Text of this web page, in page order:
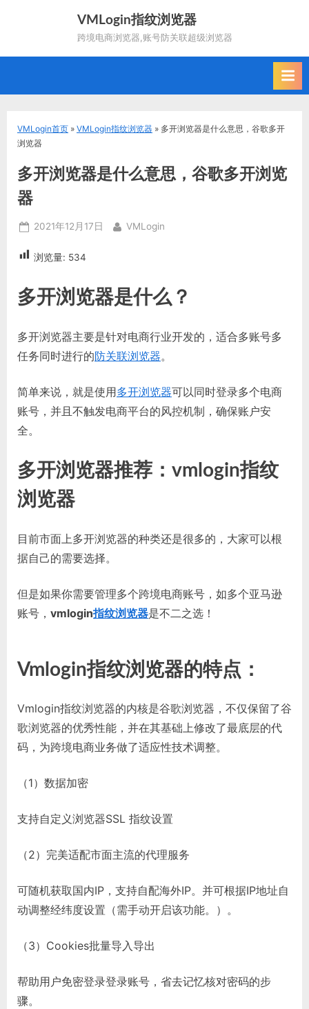
VMLogin指纹浏览器
跨境电商浏览器,账号防关联超级浏览器
VMLogin首页 » VMLogin指纹浏览器 » 多开浏览器是什么意思，谷歌多开
浏览器
多开浏览器是什么意思，谷歌多开浏览
器
Posted
2021年12月17日 By
VMLogin
浏览量: 534
多开浏览器是什么？
多开浏览器主要是针对电商行业开发的，适合多账号多
任务同时进行的防关联浏览器。
简单来说，就是使用多开浏览器可以同时登录多个电商
账号，并且不触发电商平台的风控机制，确保账户安
全。
多开浏览器推荐：vmlogin指纹
浏览器
目前市面上多开浏览器的种类还是很多的，大家可以根
据自己的需要选择。
但是如果你需要管理多个跨境电商账号，如多个亚马逊
账号， vmlogin指纹浏览器是不二之选！
Vmlogin指纹浏览器的特点：
Vmlogin指纹浏览器的内核是谷歌浏览器，不仅保留了谷
歌浏览器的优秀性能，并在其基础上修改了最底层的代
码，为跨境电商业务做了适应性技术调整。
（1）数据加密
支持自定义浏览器SSL 指纹设置
（2）完美适配市面主流的代理服务
可随机获取国内IP，支持自配海外IP。并可根据IP地址自
动调整经纬度设置（需手动开启该功能。）。
（3）Cookies批量导入导出
帮助用户免密登录登录账号，省去记忆核对密码的步
骤。